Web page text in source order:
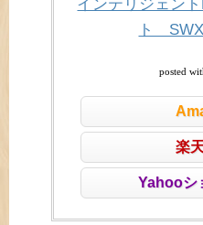
インテリジェン
ト
posted
楽
Yahooシ